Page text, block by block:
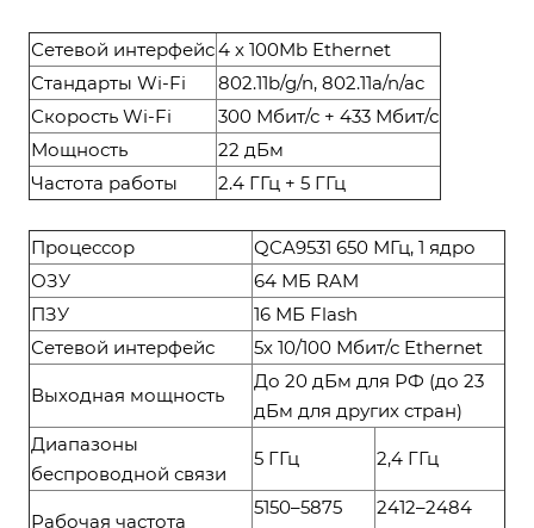
Сетевой интерфейс4 x 100Mb Ethernet
Стандарты Wi-Fi
802.11b/g/n, 802.11a/n/ac
Скорость Wi-Fi
300 Мбит/с + 433 Мбит/с
Мощность
22 дБм
Частота работы
2.4 ГГц + 5 ГГц
Процессор
QCA9531 650 МГц, 1 ядро
ОЗУ
64 МБ RAM
ПЗУ
16 МБ Flash
Сетевой интерфейс
5х 10/100 Мбит/с Ethernet
Выходная мощность
До 20 дБм для РФ (до 23
дБм для других стран)
Диапазоны
беспроводной связи
5 ГГц 2,4 ГГц
Рабочая частота
5150–5875
2412–2484